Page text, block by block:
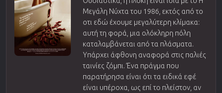
Μεγάλη Νύχτα του 1986, εκτός από το
οτι εδώ έχουμε μεγαλύτερη κλίμακα:
αυτή τη φορά, μια ολόκληρη πόλη
καταλαμβάνεται από τα πλάσματα.
Υπάρχει άφθονη αναφορά στις παλιές
ταινίες ζόμπι. Ένα πράγμα που
παρατήρησα είναι ότι τα ειδικά εφέ
είναι υπέροχα, ως επί το πλείστον, αν